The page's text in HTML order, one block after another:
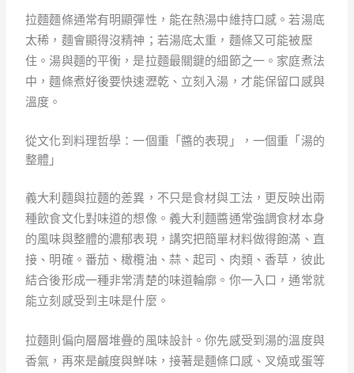
拉麵麵條通常有明顯彈性，能在熱湯中維持口感。若湯底
太稀，麵會顯得沒精神；若湯底太重，麵條又可能被壓
住。湯與麵的平衡，是拉麵最關鍵的細節之一。家庭煮法
中，麵條煮好後要快速瀝乾、立刻入湯，才能保留口感與
溫度。
從文化到料理哲學：一個重「醬的表現」，一個重「湯的
整體」
義大利麵與拉麵的差異，不只是食材與工法，更反映出兩
種飲食文化對味道的想像。義大利麵醬通常強調食材本身
的風味與整體的濃郁表現，講究把簡單材料做得飽滿、直
接、明確。番茄、橄欖油、蒜、起司、肉類、香草，彼此
結合後形成一種非常清楚的味道輪廓。你一入口，通常就
能立刻感受到主味是什麼。
拉麵則偏向層層堆疊的風味設計。你先感受到湯的溫度與
香氣，再來是鹹度與鮮味，接著是麵條口感、叉燒或蛋等